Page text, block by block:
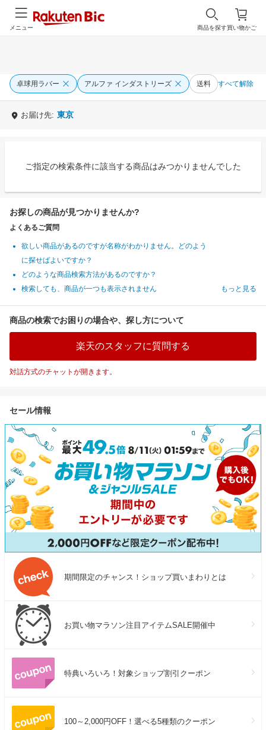
買い物かご
商品を探す
メニュー
卓球用ラバー アルファ インダストリーズ 送料 すべて解除
お届け先: 東京
ご指定の検索条件に該当する商品はみつかりませんでした
お探しの商品が見つかりませんか?
よくあるご質問
欲しい商品があるのですが名称がわかりません。どのよう
に探せばよいですか？
どのような商品検索方法があるのですか？
検索しても、商品が一つも表示されません
もっと見る
商品の検索でお困りの場合や、探し方について
楽天のスタッフに質問する
対話方式のチャットが開きます。
セール情報
期間限定のチャンス！ショップ買いまわりとは
お買い物マラソン注目アイテムSALE開催中
特典いろいろ！対象ショップ割引クーポン
100～2,000円OFF！選べる5種類のクーポン